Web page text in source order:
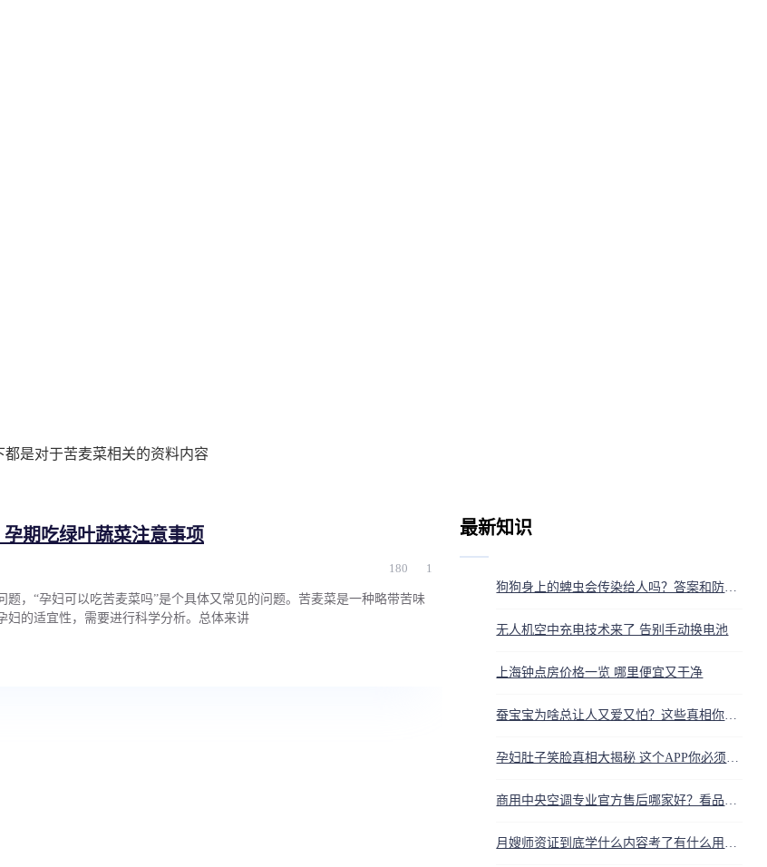
是对于苦麦菜相关的资料内容
期吃绿叶蔬菜注意事项
180 1
题，“孕妇可以吃苦麦菜吗”是个具体又常见的问题。苦麦菜是一种略带苦味
妇的适宜性，需要进行科学分析。总体来讲
最新知识
狗狗身上的蜱虫会传染给人吗？答案和防护方法都在这
无人机空中充电技术来了 告别手动换电池
上海钟点房价格一览 哪里便宜又干净
蚕宝宝为啥总让人又爱又怕？这些真相你得知道
孕妇肚子笑脸真相大揭秘 这个APP你必须知道
商用中央空调专业官方售后哪家好？看品牌服务网点和维保方案
月嫂师资证到底学什么内容考了有什么用处值得考吗